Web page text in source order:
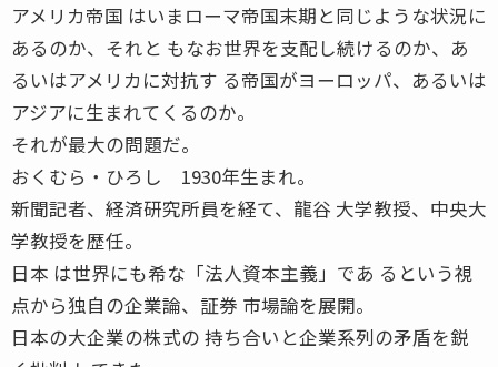
アメリカ帝国 はいまローマ帝国末期と同じような状況に
あるのか、それと もなお世界を支配し続けるのか、あ
るいはアメリカに対抗す る帝国がヨーロッパ、あるいは
アジアに生まれてくるのか。
それが最大の問題だ。
おくむら・ひろし 1930年生まれ。
新聞記者、経済研究所員を経て、龍谷 大学教授、中央大
学教授を歴任。
日本 は世界にも希な「法人資本主義」であ るという視
点から独自の企業論、証券 市場論を展開。
日本の大企業の株式の 持ち合いと企業系列の矛盾を鋭